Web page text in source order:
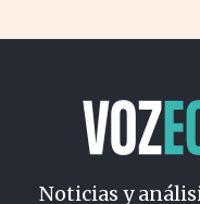
Noticias y